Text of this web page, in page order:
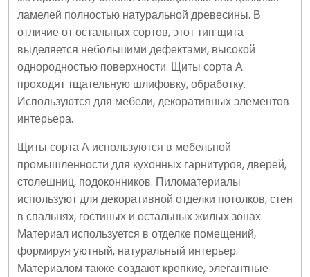
ламелей полностью натуральной древесины. В
отличие от остальных сортов, этот тип щита
выделяется небольшими дефектами, высокой
однородностью поверхности. Щиты сорта А
проходят тщательную шлифовку, обработку.
Используются для мебели, декоративных элементов
интерьера.
Щиты сорта А используются в мебельной
промышленности для кухонных гарнитуров, дверей,
столешниц, подоконников. Пиломатериалы
используют для декоративной отделки потолков, стен
в спальнях, гостиных и остальных жилых зонах.
Материал используется в отделке помещений,
формируя уютный, натуральный интерьер.
Материалом также создают крепкие, элегантные